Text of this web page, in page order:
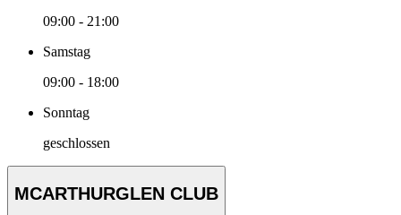
09:00 - 21:00
Samstag
09:00 - 18:00
Sonntag
geschlossen
MCARTHURGLEN CLUB